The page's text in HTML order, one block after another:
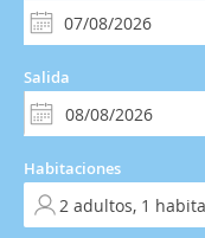
Salida
Habitaciones